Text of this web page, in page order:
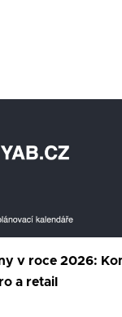
v roce 2026:
a retail